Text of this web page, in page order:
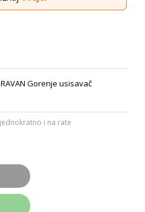
Gorenje usisavač
i na rate